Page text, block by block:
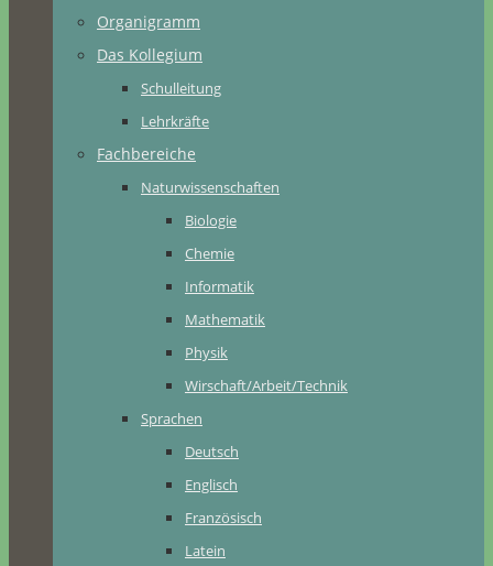
Organigramm
Das Kollegium
Schulleitung
Lehrkräfte
Fachbereiche
Naturwissenschaften
Biologie
Chemie
Informatik
Mathematik
Physik
Wirschaft/Arbeit/Technik
Sprachen
Deutsch
Englisch
Französisch
Latein